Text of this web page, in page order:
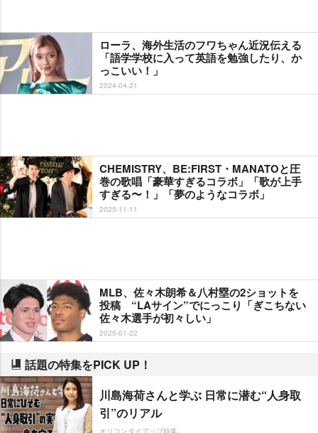
ローラ、海外生活のフワちゃん近況伝える
「語学学校に入って英語を勉強したり、か
っこいい！」
2024-04-21
CHEMISTRY、BE:FIRST・MANATOと圧
巻の歌唱「豪華すぎるコラボ」「歌が上手
すぎる〜！」「夢のようなコラボ」
2025-11-11
MLB、佐々木朗希＆八村塁の2ショットを
投稿 “LAサイン”でにっこり「ぎこちない
佐々木選手が初々しい」
2025-01-22
話題の特集をPICK UP！
川島海荷さんと学ぶ 日常に潜む“人身取
引”のリアル
オリコンタイアップ特集